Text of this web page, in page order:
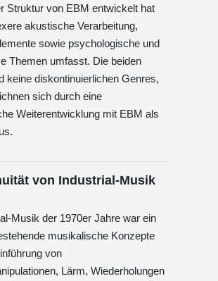
Struktur von EBM entwickelt hat
akustische Verarbeitung,
sowie psychologische und
Themen umfasst. Die beiden
keine diskontinuierlichen Genres,
sich durch eine
Weiterentwicklung mit EBM als
von Industrial-Musik
Musik der 1970er Jahre war ein
musikalische Konzepte
von
Lärm, Wiederholungen